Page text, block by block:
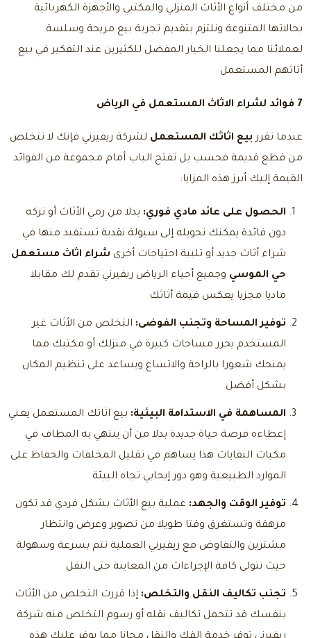
من مختلف أنواع الأثاث المنزلي والمكتبي والأجهزة الكهربائية
بحالاتها المتنوعة ونلتزم بتقديم تجربة بيع مريحة وسلسة
لعملائنا مما يجعلنا الخيار المفضل للكثيرين عند التفكير في بيع
أثاثهم المستعمل
7 فوائد لشراء الاثاث المستعمل في الرياض
عندما تقرربيع اثاثك المستعمل لشركة ريفيرني فإنك لا تتخلص
من قطع قديمة فحسب بل تفتح الباب أمام مجموعة من الفوائد
القيمة إليك أبرز هذه المزايا:
الحصول على عائد مادي فوري: بدلا من رمي الأثاث أو تركه
دون فائدة يمكنك تحويله إلى سيولة نقدية تستفيد منها في
شراء أثاث جديد أو تلبية احتياجات أخرى شراء اثاث مستعمل
حي الموسي وجميع أحياء الرياض ريفيرني تقدم لك مقابلا
ماديا مجزيا يعكس قيمة أثاثك
توفير المساحة وتجنب الفوضى: التخلص من الأثاث غير
المستخدم يحرر مساحات كبيرة في منزلك أو مكتبك مما
يمنحك شعورا بالراحة والاتساع ويساعد على تنظيم المكان
بشكل أفضل
المساهمة في الاستدامة البيئية: بيع اثاثك المستعمل يعني
إعطاءه فرصة حياة جديدة بدلا من أن ينتهي به المطاف في
مكبات النفايات هذا يساهم في تقليل المخلفات والحفاظ على
الموارد الطبيعية وهو دور إيجابي تجاه البيئة
توفير الوقت والجهد: عملية بيع الأثاث بشكل فردي قد تكون
مرهقة وتستغرق وقتا طويلا من تصوير وعرض وانتظار
مشترين والتفاوض مع ريفيرني العملية تتم بسرعة وسهولة
حيث نتولى كافة الإجراءات من المعاينة حتى النقل
تجنب تكاليف النقل والتخلص: إذا قررت التخلص من الأثاث
بنفسك قد تتحمل تكاليف نقله أو رسوم التخلص منه شركة